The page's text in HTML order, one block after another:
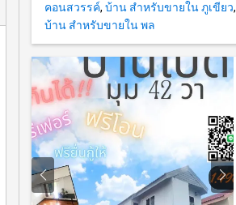
คอนสวรรค์, บ้าน สำหรับขายใน ภูเขียว,
บ้าน สำหรับขายใน พล